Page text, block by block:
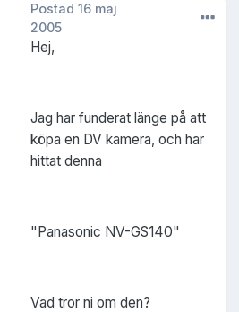
Postad 16 maj
2005
Hej,
Jag har funderat länge på att
köpa en DV kamera, och har
hittat denna
"Panasonic NV-GS140"
Vad tror ni om den?